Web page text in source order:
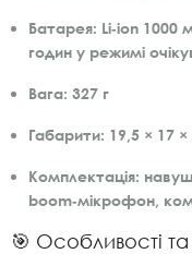
Батарея: Li‑ion 1000
годин у режимі
Вага: 327 г
Габарити: 19,5 × 17
Комплектація:
boom‑мікрофон,
🎯 Особливості